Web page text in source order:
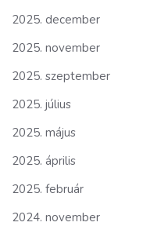
2025. december
2025. november
2025. szeptember
2025. július
2025. május
2025. április
2025. február
2024. november